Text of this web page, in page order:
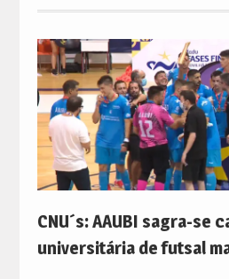
CNU´s: AAUBI sagra-se
universitária de futsal